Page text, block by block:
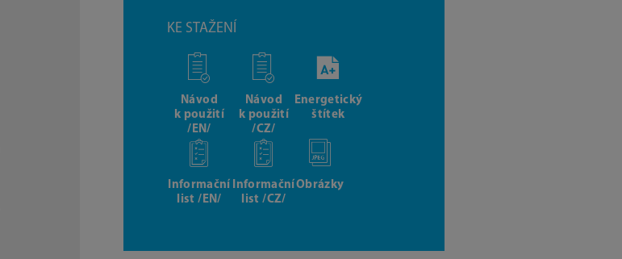
KE STAŽENÍ
Návod
k použití
/EN/
Návod
k použití
/CZ/
Energetický
štítek
Informační
list /EN/
Informační
list /CZ/
Obrázky